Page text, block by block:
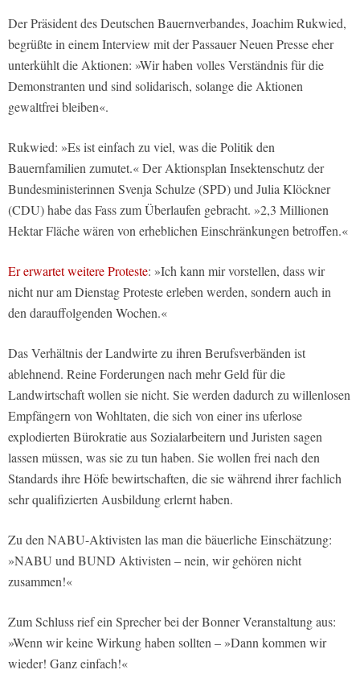
Der Präsident des Deutschen Bauernverbandes, Joachim Rukwied,
begrüßte in einem Interview mit der Passauer Neuen Presse eher
unterkühlt die Aktionen: »Wir haben volles Verständnis für die
Demonstranten und sind solidarisch, solange die Aktionen
gewaltfrei bleiben«.
Rukwied: »Es ist einfach zu viel, was die Politik den
Bauernfamilien zumutet.« Der Aktionsplan Insektenschutz der
Bundesministerinnen Svenja Schulze (SPD) und Julia Klöckner
(CDU) habe das Fass zum Überlaufen gebracht. »2,3 Millionen
Hektar Fläche wären von erheblichen Einschränkungen betroffen.«
Er erwartet weitere Proteste: »Ich kann mir vorstellen, dass wir
nicht nur am Dienstag Proteste erleben werden, sondern auch in
den darauffolgenden Wochen.«
Das Verhältnis der Landwirte zu ihren Berufsverbänden ist
ablehnend. Reine Forderungen nach mehr Geld für die
Landwirtschaft wollen sie nicht. Sie werden dadurch zu willenlosen
Empfängern von Wohltaten, die sich von einer ins uferlose
explodierten Bürokratie aus Sozialarbeitern und Juristen sagen
lassen müssen, was sie zu tun haben. Sie wollen frei nach den
Standards ihre Höfe bewirtschaften, die sie während ihrer fachlich
sehr qualifizierten Ausbildung erlernt haben.
Zu den NABU-Aktivisten las man die bäuerliche Einschätzung:
»NABU und BUND Aktivisten – nein, wir gehören nicht
zusammen!«
Zum Schluss rief ein Sprecher bei der Bonner Veranstaltung aus:
»Wenn wir keine Wirkung haben sollten – »Dann kommen wir
wieder! Ganz einfach!«